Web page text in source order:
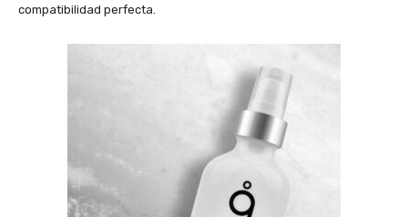
compatibilidad perfecta.